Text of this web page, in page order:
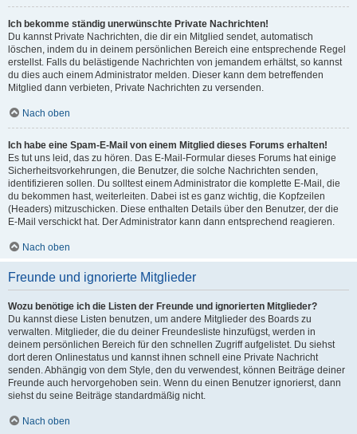
Ich bekomme ständig unerwünschte Private Nachrichten!
Du kannst Private Nachrichten, die dir ein Mitglied sendet, automatisch
löschen, indem du in deinem persönlichen Bereich eine entsprechende Regel
erstellst. Falls du belästigende Nachrichten von jemandem erhältst, so kannst
du dies auch einem Administrator melden. Dieser kann dem betreffenden
Mitglied dann verbieten, Private Nachrichten zu versenden.
Nach oben
Ich habe eine Spam-E-Mail von einem Mitglied dieses Forums erhalten!
Es tut uns leid, das zu hören. Das E-Mail-Formular dieses Forums hat einige
Sicherheitsvorkehrungen, die Benutzer, die solche Nachrichten senden,
identifizieren sollen. Du solltest einem Administrator die komplette E-Mail, die
du bekommen hast, weiterleiten. Dabei ist es ganz wichtig, die Kopfzeilen
(Headers) mitzuschicken. Diese enthalten Details über den Benutzer, der die
E-Mail verschickt hat. Der Administrator kann dann entsprechend reagieren.
Nach oben
Freunde und ignorierte Mitglieder
Wozu benötige ich die Listen der Freunde und ignorierten Mitglieder?
Du kannst diese Listen benutzen, um andere Mitglieder des Boards zu
verwalten. Mitglieder, die du deiner Freundesliste hinzufügst, werden in
deinem persönlichen Bereich für den schnellen Zugriff aufgelistet. Du siehst
dort deren Onlinestatus und kannst ihnen schnell eine Private Nachricht
senden. Abhängig von dem Style, den du verwendest, können Beiträge deiner
Freunde auch hervorgehoben sein. Wenn du einen Benutzer ignorierst, dann
siehst du seine Beiträge standardmäßig nicht.
Nach oben